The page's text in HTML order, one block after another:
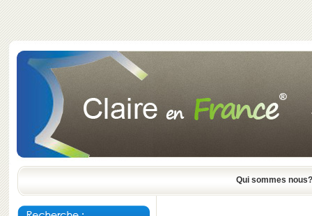
Qui sommes nous?